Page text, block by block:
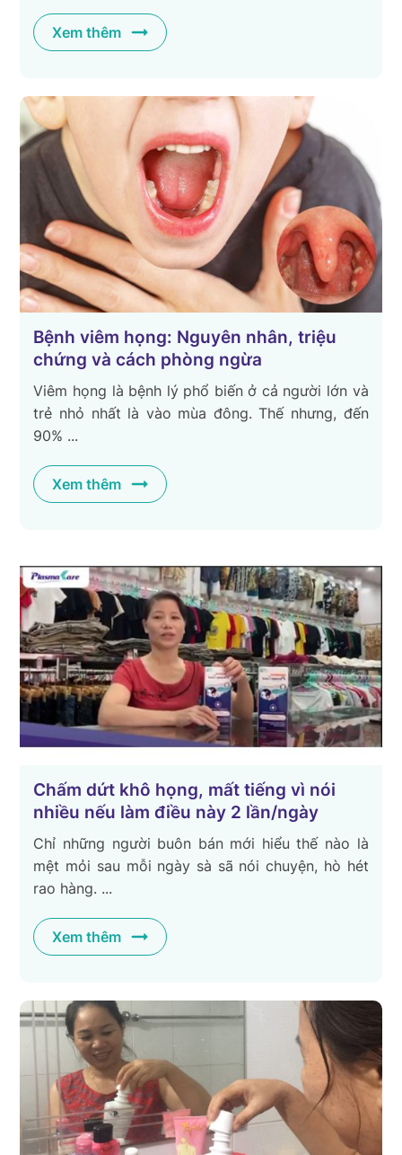
Xem thêm
Bệnh viêm họng: Nguyên nhân, triệu
chứng và cách phòng ngừa
Viêm họng là bệnh lý phổ biến ở cả người lớn và
trẻ nhỏ nhất là vào mùa đông. Thế nhưng, đến
90% ...
Xem thêm
Chấm dứt khô họng, mất tiếng vì nói
nhiều nếu làm điều này 2 lần/ngày
Chỉ những người buôn bán mới hiểu thế nào là
mệt mỏi sau mỗi ngày sà sã nói chuyện, hò hét
rao hàng. ...
Xem thêm